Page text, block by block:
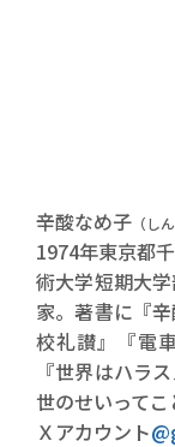
辛酸なめ子 （し
1974年東京都
術大学短期大
家。著書に『
校礼讃』『電
『世界はハラ
世のせいってこ
Ｘアカウント